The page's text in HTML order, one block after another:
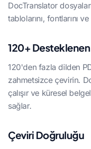
DocTranslator
tablolarını, fontlarını
120+
120'den fazla dilden
zahmetsizce çevirin.
çalışır ve küresel
sağlar.
Çeviri Doğruluğu